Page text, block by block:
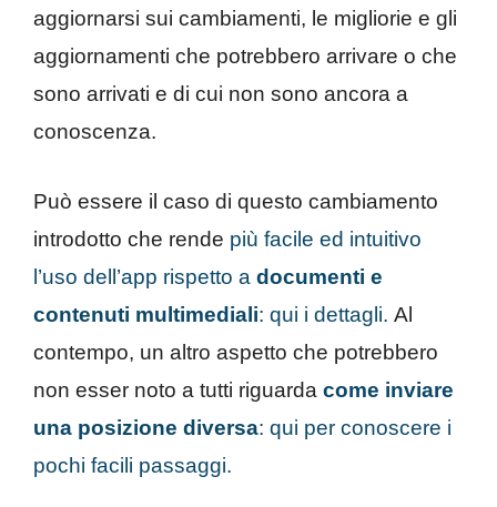
aggiornarsi sui cambiamenti, le migliorie e gli
aggiornamenti che potrebbero arrivare o che
sono arrivati e di cui non sono ancora a
conoscenza.
Può essere il caso di questo cambiamento
introdotto che rende più facile ed intuitivo
l’uso dell’app rispetto a documenti e
contenuti multimediali: qui i dettagli. Al
contempo, un altro aspetto che potrebbero
non esser noto a tutti riguarda come inviare
una posizione diversa: qui per conoscere i
pochi facili passaggi.